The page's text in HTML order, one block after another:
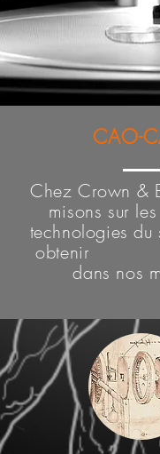
CAO-
Chez Crown &
misons sur
technologies du
obtenir des
dans nos